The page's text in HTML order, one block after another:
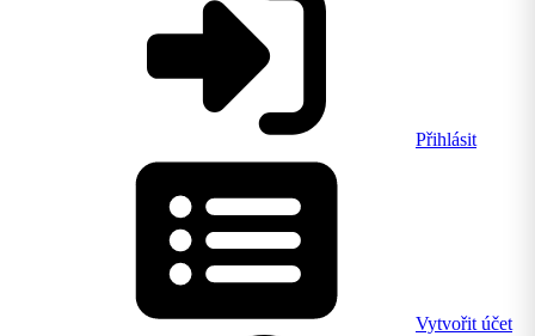
Přihlásit
Vytvořit účet